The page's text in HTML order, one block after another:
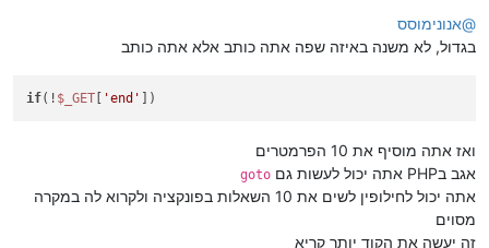
@אנונימוסס
בגדול, לא משנה באיזה שפה אתה כותב אלא אתה כותב
if(! $_GET 'end' ])
ואז אתה מוסיף את 10 הפרמטרים
אגב בPHP אתה יכול לעשות גם
goto
אתה יכול לחילופין לשים את 10 השאלות בפונקציה ולקרוא לה במקרה
מסוים
זה יעשה את הקוד יותר קריא